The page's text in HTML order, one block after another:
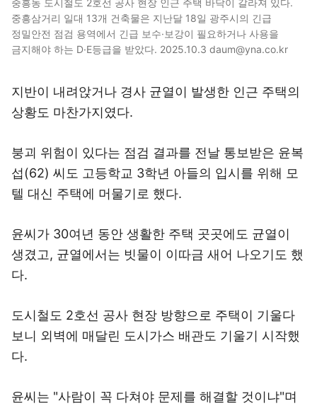
중흥동 도시철도 2호선 공사 현장 인근 주택 바닥이 갈라져 있다.
중흥삼거리 일대 13개 건축물은 지난달 18일 광주시의 긴급
정밀안전 점검 용역에서 긴급 보수·보강이 필요하거나 사용을
금지해야 하는 D·E등급을 받았다. 2025.10.3 daum@yna.co.kr
지반이 내려앉거나 경사 균열이 발생한 인근 주택의
상황도 마찬가지였다.
붕괴 위험이 있다는 점검 결과를 전날 통보받은 윤복
섭(62) 씨도 고등학교 3학년 아들의 입시를 위해 모
텔 대신 주택에 머물기로 했다.
윤씨가 30여년 동안 생활한 주택 곳곳에도 균열이
생겼고, 균열에서는 빗물이 이따금 새어 나오기도 했
다.
도시철도 2호선 공사 현장 방향으로 주택이 기울다
보니 외벽에 매달린 도시가스 배관도 기울기 시작했
다.
윤씨는 "사람이 꼭 다쳐야 문제를 해결할 것이냐"며